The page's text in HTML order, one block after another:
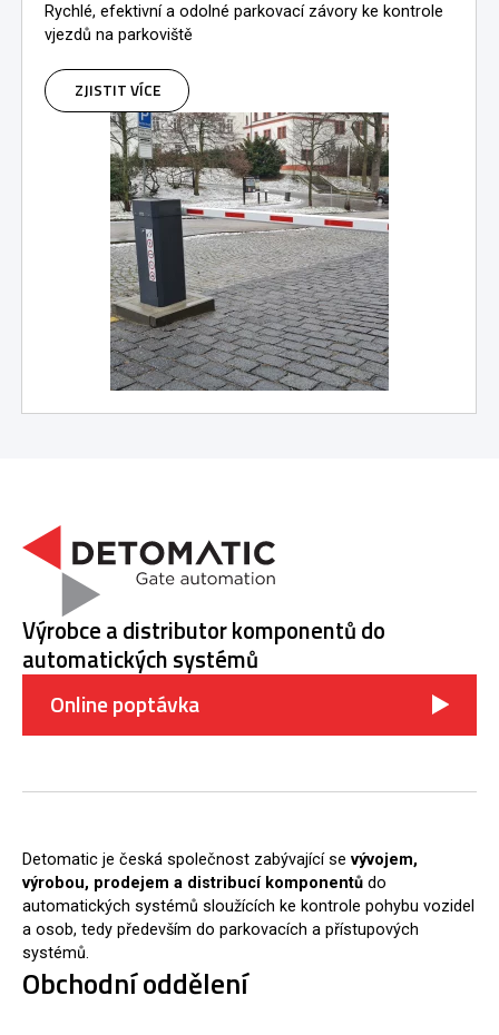
Rychlé, efektivní a odolné parkovací závory ke kontrole
vjezdů na parkoviště
ZJISTIT VÍCE
Výrobce a distributor komponentů do
automatických systémů
Online poptávka
Detomatic je česká společnost zabývající se vývojem,
výrobou, prodejem a distribucí komponentů do
automatických systémů sloužících ke kontrole pohybu vozidel
a osob, tedy především do parkovacích a přístupových
systémů.
Obchodní oddělení